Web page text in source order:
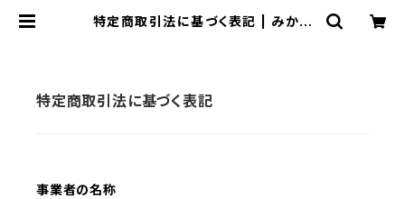
特定商取引法に基づく表記 | みかん
特定商取引法に基づく表記
事業者の名称